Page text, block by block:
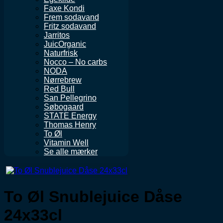
Faxe Kondi
Frem sodavand
Fritz sodavand
Jarritos
JuicOrganic
Naturfrisk
Nocco – No carbs
NODA
Nørrebrew
Red Bull
San Pellegrino
Søbogaard
STATE Energy
Thomas Henry
To Øl
Vitamin Well
Se alle mærker
To Øl Snublejuice Dåse
24x33cl